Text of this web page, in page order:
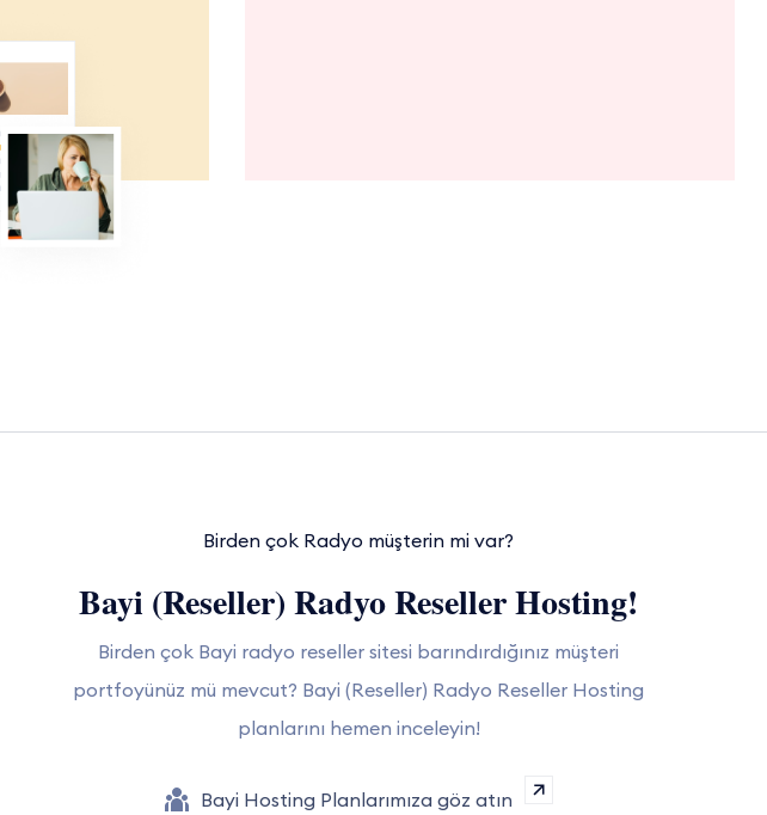
Birden çok Radyo müşterin mi var?
Bayi (Reseller) Radyo Reseller Hosting!
Birden çok Bayi radyo reseller sitesi barındırdığınız müşteri
portfoyünüz mü mevcut? Bayi (Reseller) Radyo Reseller Hosting
planlarını hemen inceleyin!
Bayi Hosting Planlarımıza göz atın